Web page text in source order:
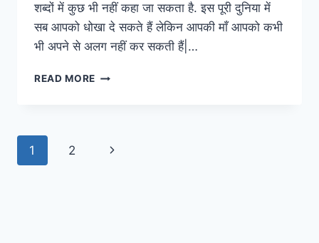
शब्दों में कुछ भी नहीं कहा जा सकता है. इस पूरी दुनिया में
सब आपको धोखा दे सकते हैं लेकिन आपकी माँ आपको कभी
भी अपने से अलग नहीं कर सकती हैं|…
READ MORE MOTHER
Page
1 2
Next